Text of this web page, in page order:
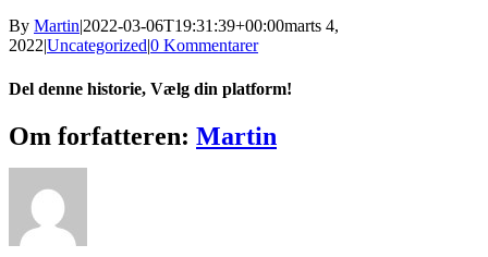
By Martin2022-03-06T19:31:39+00:00marts 4,
2022Uncategorized0 Kommentarer
Del denne historie, Vælg din platform!
Facebook
X
Reddit
LinkedIn
WhatsApp
Tumblr
Pinterest
Vk
Xing
E-
mail
Om forfatteren: Martin